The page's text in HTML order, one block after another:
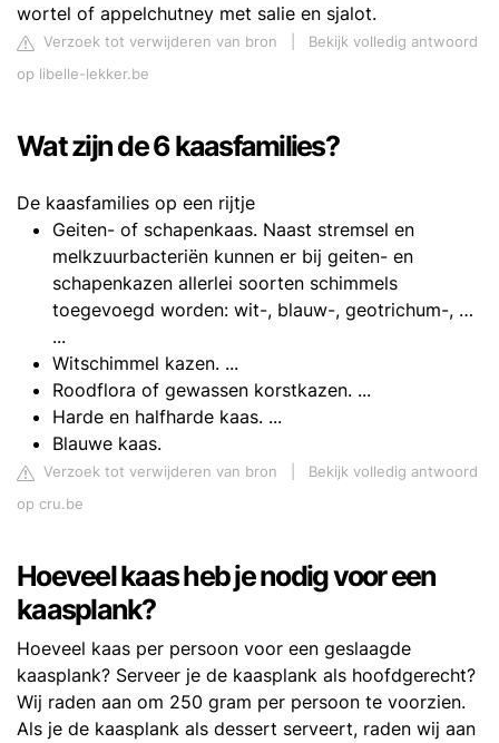
wortel of appelchutney met salie en sjalot.
Verzoek tot verwijderen van bron
Bekijk volledig antwoord
op libelle-lekker.be
Wat zijn de 6 kaasfamilies?
De kaasfamilies op een rijtje
Geiten- of schapenkaas. Naast stremsel en
melkzuurbacteriën kunnen er bij geiten- en
schapenkazen allerlei soorten schimmels
toegevoegd worden: wit-, blauw-, geotrichum-, …
...
Witschimmel kazen. ...
Roodflora of gewassen korstkazen. ...
Harde en halfharde kaas. ...
Blauwe kaas.
Verzoek tot verwijderen van bron
Bekijk volledig antwoord
op cru.be
Hoeveel kaas heb je nodig voor een
kaasplank?
Hoeveel kaas per persoon voor een geslaagde
kaasplank? Serveer je de kaasplank als hoofdgerecht?
Wij raden aan om 250 gram per persoon te voorzien.
Als je de kaasplank als dessert serveert, raden wij aan